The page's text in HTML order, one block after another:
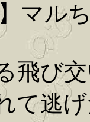
マル
飛び
て逃